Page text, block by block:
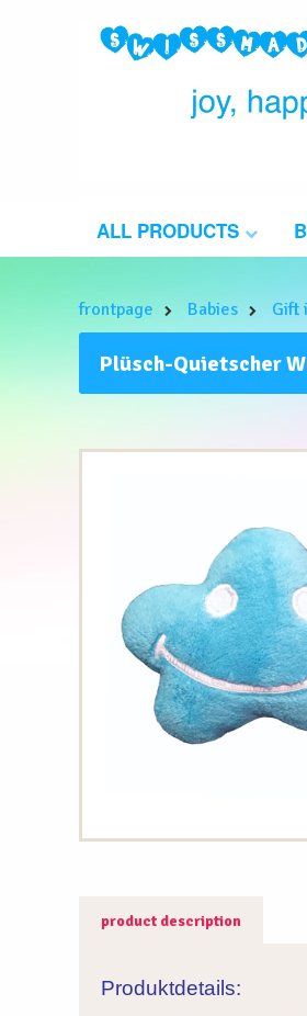
ALL PRODUCTS
frontpage Babies Gift
Plüsch-Quietscher
product description
Produktdetails: